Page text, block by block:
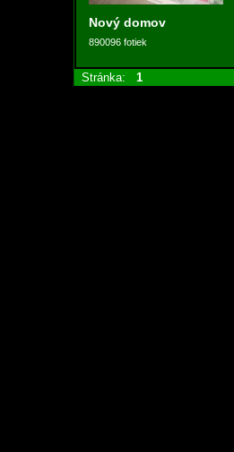
Nový domov
890096 fotiek
Stránka: 1